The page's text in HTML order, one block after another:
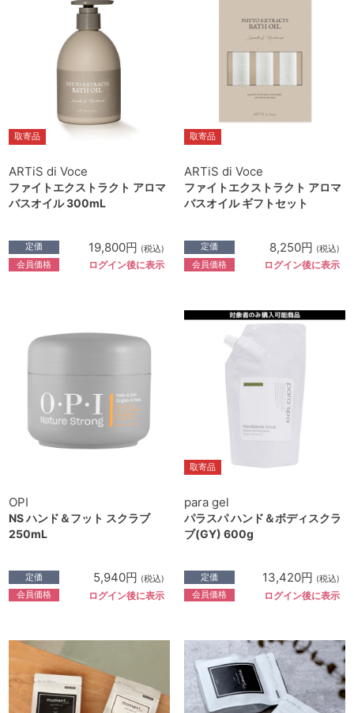
取寄品
ARTiS di Voce
ファイトエクストラクト アロマ
バスオイル 300mL
定価 19,800円 (税込)
会員価格 ログイン後に表示
取寄品
ARTiS di Voce
ファイトエクストラクト アロマ
バスオイル ギフトセット
定価 8,250円 (税込)
会員価格 ログイン後に表示
OPI
NS ハンド＆フット スクラブ
250mL
定価 5,940円 (税込)
会員価格 ログイン後に表示
取寄品
para gel
パラスパ ハンド＆ボディスクラ
ブ(GY) 600g
定価 13,420円 (税込)
会員価格 ログイン後に表示